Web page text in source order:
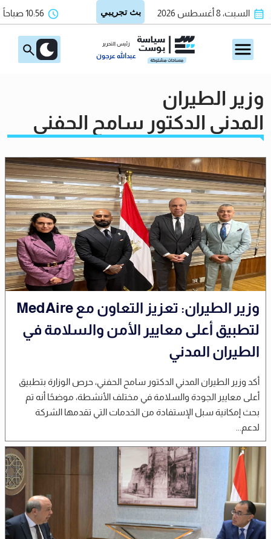
السبت، 8 أغسطس 2026 10:56 صباحاً
رئيس التحرير
عبدالله عرجون
وزير الطيران
المدني الدكتور سامح الحفني
وزير الطيران: تعزيز التعاون مع MedAire
لتطبيق أعلى معايير الأمن والسلامة في
الطيران المدني
أكد وزير الطيران المدني الدكتور سامح الحفني، حرص الوزارة بتطبيق
أعلى معايير الجودة والسلامة في مختلف الأنشطة، موضحًا أنه تم
بحث إمكانية سبل الإستفادة من الخدمات التي تقدمها الشركة
لدعم...